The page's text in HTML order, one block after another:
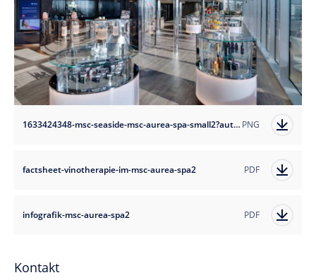
1633424348-msc-seaside-msc-aurea-spa-small2?auto=format PNG
factsheet-vinotherapie-im-msc-aurea-spa2 PDF
infografik-msc-aurea-spa2 PDF
Kontakt